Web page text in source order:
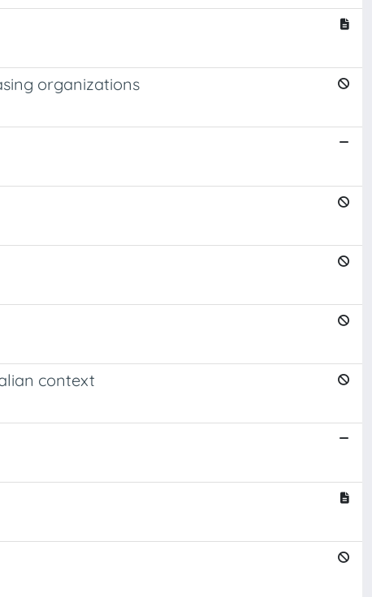
organizations
context